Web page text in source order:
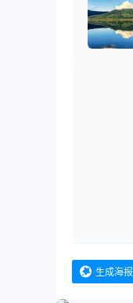
生成海报